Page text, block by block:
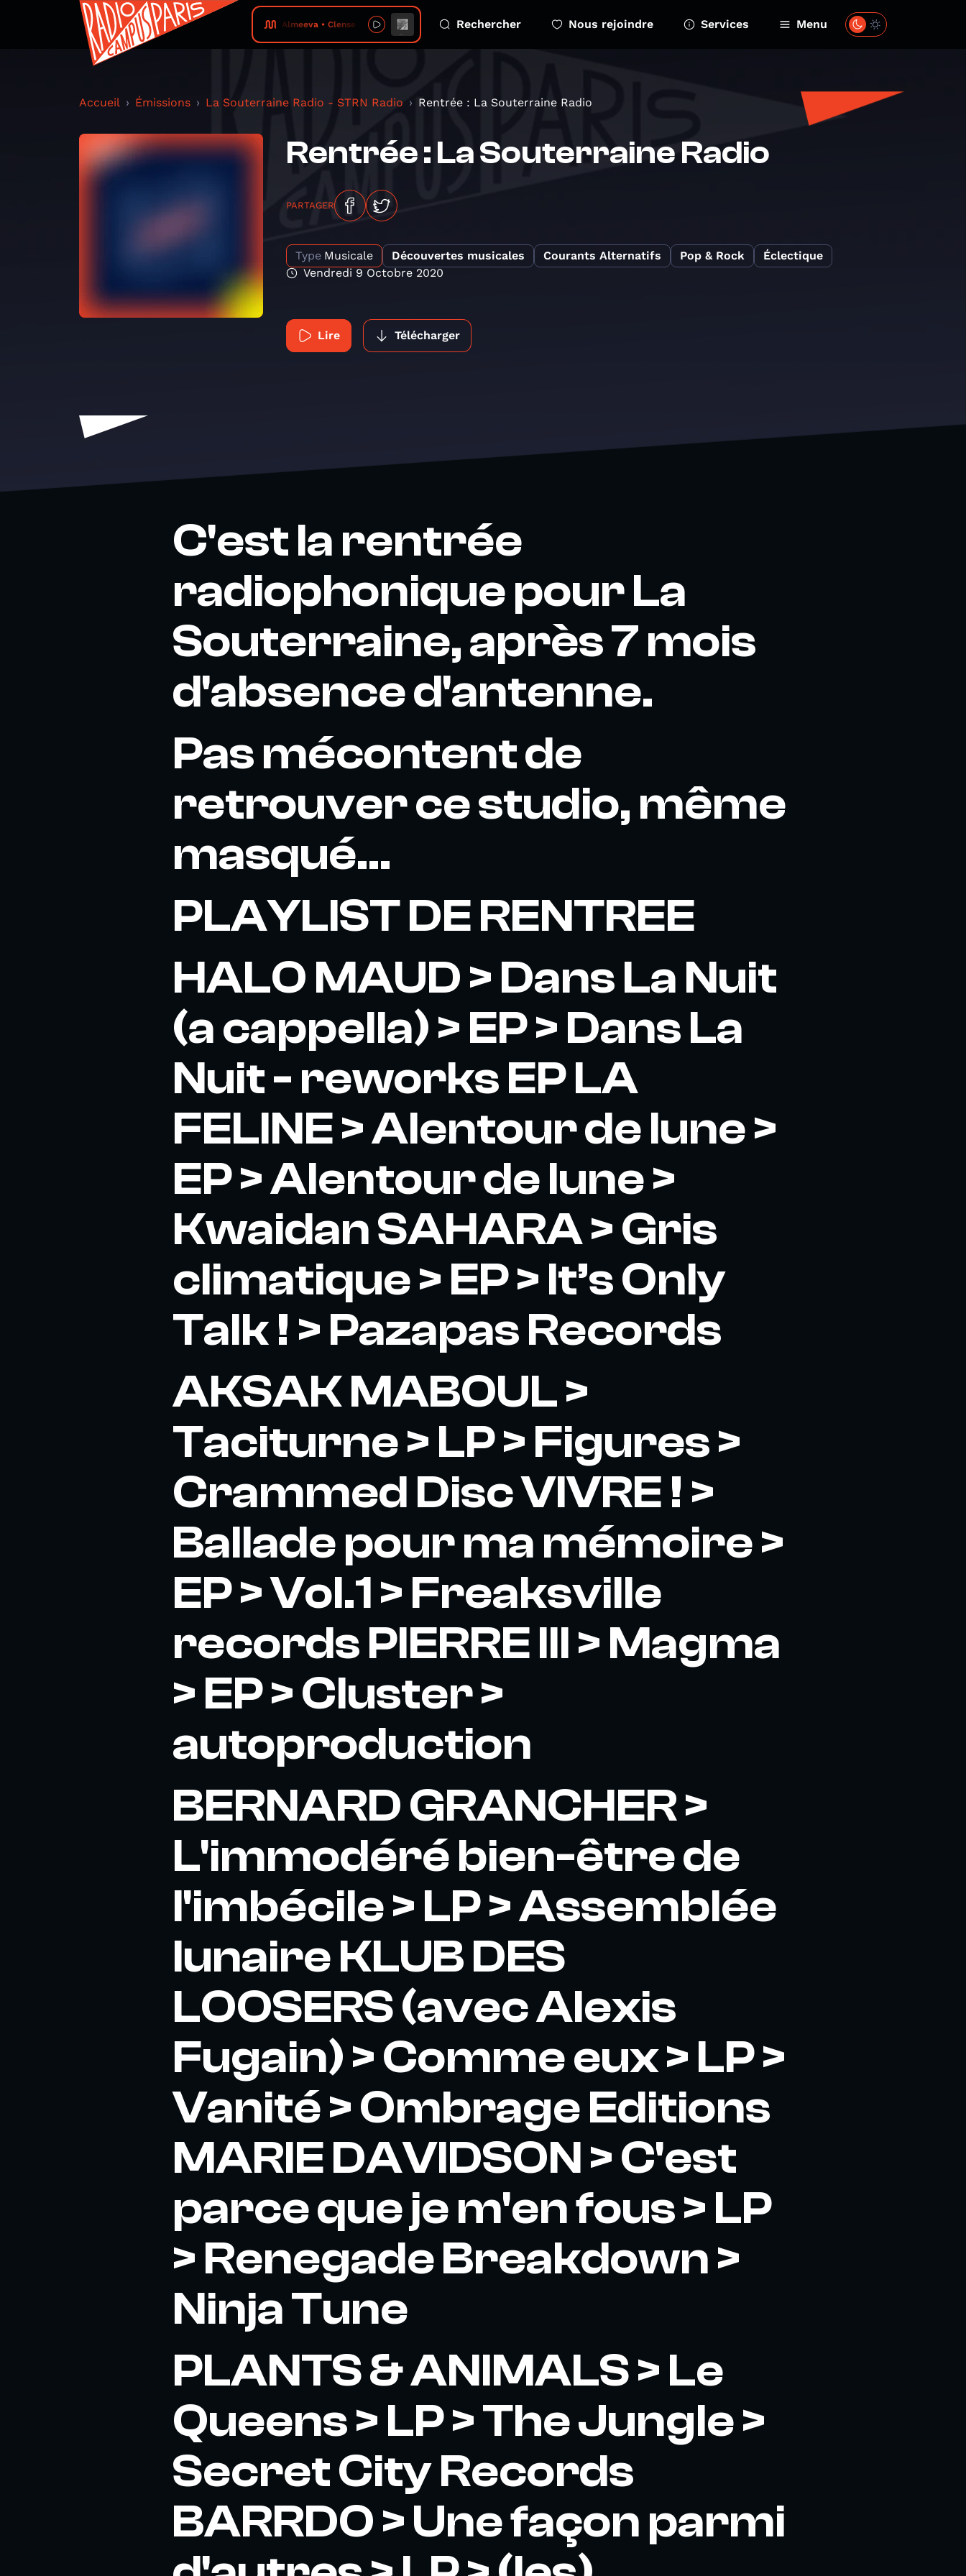
Almeeva • Clense Rechercher Nous rejoindre Services Menu
Accueil Émissions La Souterraine Radio - STRN Radio Rentrée : La Souterraine Radio
Rentrée : La Souterraine Radio
PARTAGER
Type Musicale Découvertes musicales Courants Alternatifs Pop & Rock
Éclectique
Vendredi 9 Octobre 2020
Lire Télécharger
C'est la rentrée
radiophonique pour La
Souterraine, après 7 mois
d'absence d'antenne.
Pas mécontent de
retrouver ce studio, même
masqué...
PLAYLIST DE RENTREE
HALO MAUD > Dans La Nuit
(a cappella) > EP > Dans La
Nuit - reworks EP LA
FELINE > Alentour de lune >
EP > Alentour de lune >
Kwaidan SAHARA > Gris
climatique > EP > It’s Only
Talk ! > Pazapas Records
AKSAK MABOUL >
Taciturne > LP > Figures >
Crammed Disc VIVRE ! >
Ballade pour ma mémoire >
EP > Vol.1 > Freaksville
records PIERRE III > Magma
> EP > Cluster >
autoproduction
BERNARD GRANCHER >
L'immodéré bien​-​être de
l'imbécile > LP > Assemblée
lunaire KLUB DES
LOOSERS (avec Alexis
Fugain) > Comme eux > LP >
Vanité > Ombrage Editions
MARIE DAVIDSON > C'est
parce que je m'en fous > LP
> Renegade Breakdown >
Ninja Tune
PLANTS & ANIMALS > Le
Queens > LP > The Jungle >
Secret City Records
BARRDO > Une façon parmi